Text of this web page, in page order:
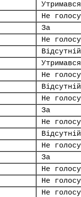
Утримався
Не
За
Не
Відсутній
Утримався
Не
Відсутній
Не
За
Не
Відсутній
Не
За
Не
Не
Не